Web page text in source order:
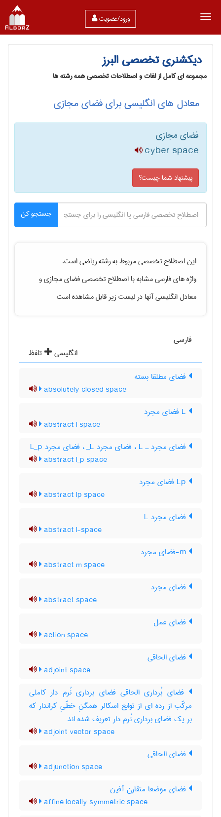
ورود/عضویت
دیکشنری تخصصی البرز
مجموعه ای کامل از لغات و اصطلاحات تخصصی همه رشته ها
معادل های انگلیسی برای فضای مجازی
فضای مجازی
cyber space
پیشنهاد شما چیست؟
جستجو کن
این اصطلاح تخصصی مربوط به رشتهرياضیاست.
واژه های فارسی مشابه با اصطلاح تخصصیفضای مجازیو
معادل انگلیسی آنها در لیست زیر قابل مشاهده است
فارسی
انگلیسی
تلفظ
فضای مطلقا بسته
absolutely closed space
abstract l space
فضای مجرد ـ L‌ ، فضای مجرد L‌_ ، فضای مجرد L‌_‌p
abstract l_p space
abstract lp space
فضای مجرد L
abstract l-space
abstract m space
فضای مجرد
abstract space
فضای عمل
action space
فضای الحاقی
adjoint space
فضای بُرداری الحاقی فضای برداری نُرم دار کاملی
مرکّب از رده ای از توابع اسکالر همگنِ خطّیِ کراندار که
بر یک فضای برداری نُرم دار تعریف شده اند
adjoint vector space
فضای الحاقی
adjunction space
فضای موضعا متقارن آفین
affine locally symmetric space